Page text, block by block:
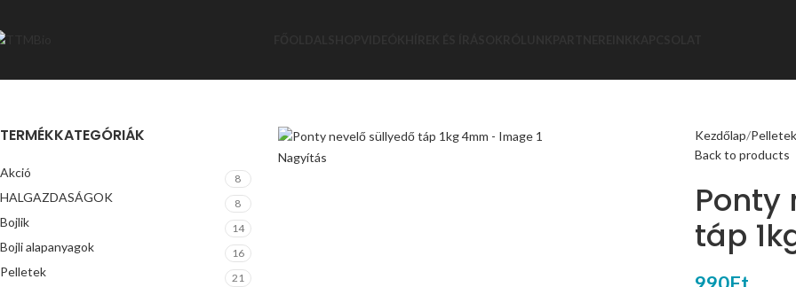
TERMÉKKATEGÓRIÁK
Akció 8
HALGAZDASÁGOK 8
Bojlik 14
Bojli alapanyagok 16
Pelletek 21
Nagyítás
Kezdőlap
Back to products
Ponty
táp